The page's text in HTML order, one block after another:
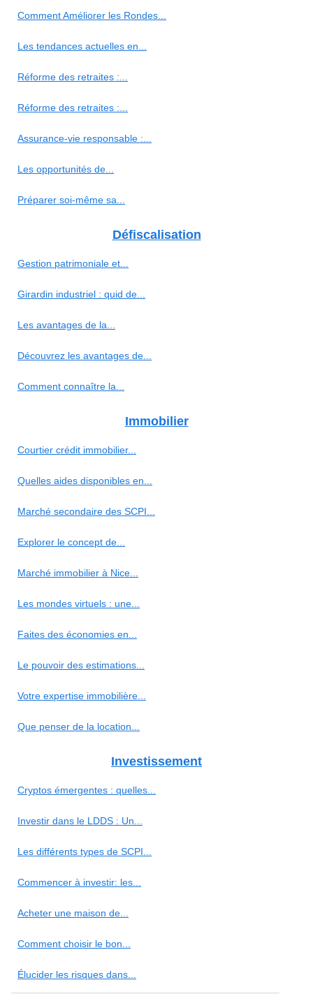
Comment Améliorer les Rondes...
Les tendances actuelles en...
Réforme des retraites :...
Réforme des retraites :...
Assurance-vie responsable :...
Les opportunités de...
Préparer soi-même sa...
Défiscalisation
Gestion patrimoniale et...
Girardin industriel : quid de...
Les avantages de la...
Découvrez les avantages de...
Comment connaître la...
Immobilier
Courtier crédit immobilier...
Quelles aides disponibles en...
Marché secondaire des SCPI...
Explorer le concept de...
Marché immobilier à Nice...
Les mondes virtuels : une...
Faites des économies en...
Le pouvoir des estimations...
Votre expertise immobilière...
Que penser de la location...
Investissement
Cryptos émergentes : quelles...
Investir dans le LDDS : Un...
Les différents types de SCPI...
Commencer à investir: les...
Acheter une maison de...
Comment choisir le bon...
Élucider les risques dans...